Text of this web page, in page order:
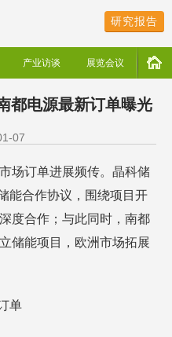
研究报告
产业访谈 展览会议
都电源最新订单曝光
07
场订单进展频传。晶科储
能合作协议，围绕项目开
度合作；与此同时，南都
储能项目，欧洲市场拓展
单